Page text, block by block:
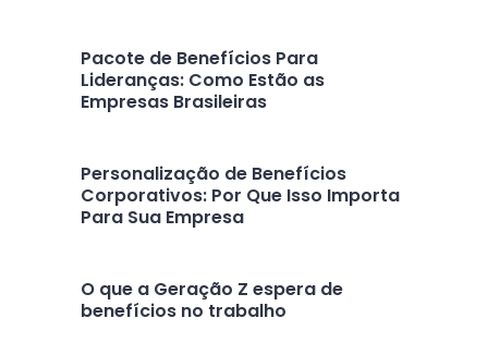
Pacote de Benefícios Para
Lideranças: Como Estão as
Empresas Brasileiras
Personalização de Benefícios
Corporativos: Por Que Isso Importa
Para Sua Empresa
O que a Geração Z espera de
benefícios no trabalho